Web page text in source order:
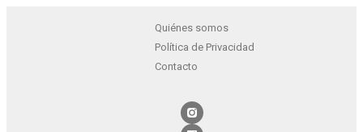
Quiénes somos
Política de Privacidad
Contacto